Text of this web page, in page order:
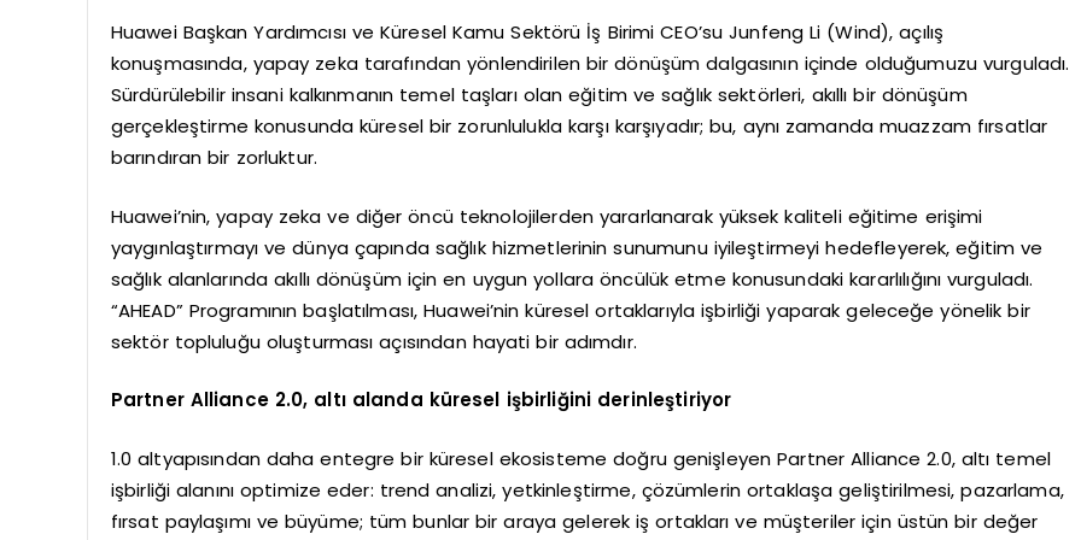
Huawei Başkan Yardımcısı ve Küresel Kamu Sektörü İş Birimi CEO’su Junfeng Li (Wind), açılış
konuşmasında, yapay zeka tarafından yönlendirilen bir dönüşüm dalgasının içinde olduğumuzu vurguladı.
Sürdürülebilir insani kalkınmanın temel taşları olan eğitim ve sağlık sektörleri, akıllı bir dönüşüm
gerçekleştirme konusunda küresel bir zorunlulukla karşı karşıyadır; bu, aynı zamanda muazzam fırsatlar
barındıran bir zorluktur.
Huawei’nin, yapay zeka ve diğer öncü teknolojilerden yararlanarak yüksek kaliteli eğitime erişimi
yaygınlaştırmayı ve dünya çapında sağlık hizmetlerinin sunumunu iyileştirmeyi hedefleyerek, eğitim ve
sağlık alanlarında akıllı dönüşüm için en uygun yollara öncülük etme konusundaki kararlılığını vurguladı.
“AHEAD” Programının başlatılması, Huawei’nin küresel ortaklarıyla işbirliği yaparak geleceğe yönelik bir
sektör topluluğu oluşturması açısından hayati bir adımdır.
Partner Alliance 2.0, altı alanda küresel işbirliğini derinleştiriyor
1.0 altyapısından daha entegre bir küresel ekosisteme doğru genişleyen Partner Alliance 2.0, altı temel
işbirliği alanını optimize eder: trend analizi, yetkinleştirme, çözümlerin ortaklaşa geliştirilmesi, pazarlama,
fırsat paylaşımı ve büyüme; tüm bunlar bir araya gelerek iş ortakları ve müşteriler için üstün bir değer